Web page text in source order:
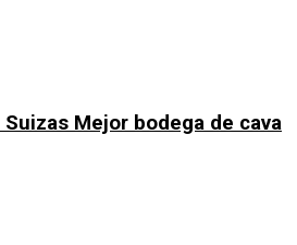
Suizas Mejor bodega de cava